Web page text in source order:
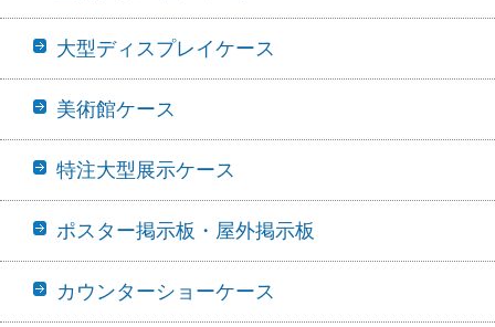
大型ディスプレイケース
美術館ケース
特注大型展示ケース
ポスター掲示板・屋外掲示板
カウンターショーケース